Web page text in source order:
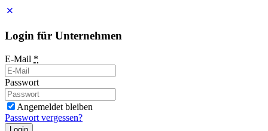
Login für Unternehmen
E-Mail *
Passwort
Angemeldet bleiben
Passwort vergessen?